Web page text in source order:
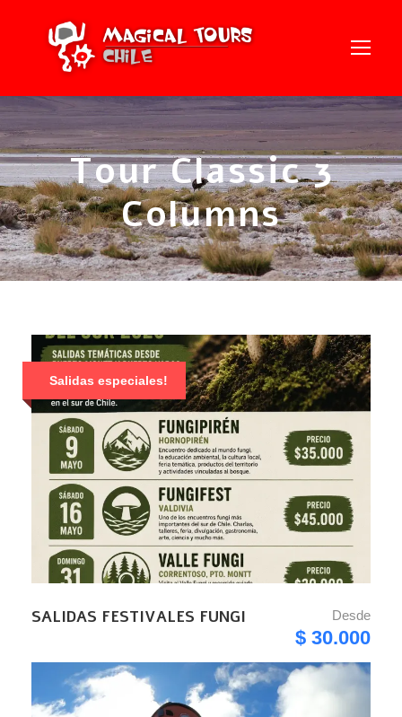
Tour Classic 3
Columns
Salidas especiales!
SALIDAS FESTIVALES FUNGI Desde
$ 30.000